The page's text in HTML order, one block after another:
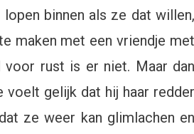
binnen als ze dat willen,
maken met een vriendje met
voor rust is er niet. Maar dan
voelt gelijk dat hij haar redder
ze weer kan glimlachen en